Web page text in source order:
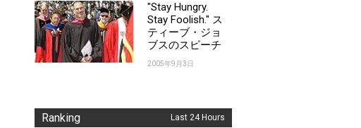
"Stay Hungry.
Stay Foolish." ス
ティーブ・ジョ
ブスのスピーチ
2005年9月3日
Ranking Last 24 Hours